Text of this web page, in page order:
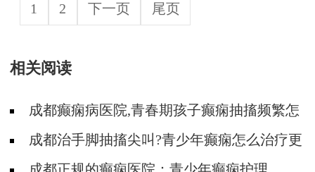
1 2 下一页 尾页
相关阅读
成都癫痫病医院,青春期孩子癫痫抽搐频繁怎
么办成都治手脚抽搐尖叫?青少年癫痫怎么治疗更